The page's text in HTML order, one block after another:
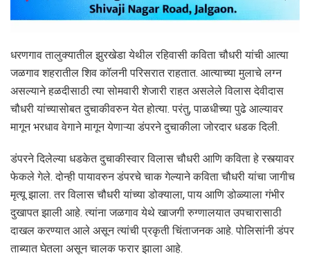
धरणगाव तालुक्यातील झुरखेडा येथील रहिवासी कविता चौधरी यांची आत्या
जळगाव शहरातील शिव कॉलनी परिसरात राहतात. आत्याच्या मुलाचे लग्‍न
असल्‍याने हळदीसाठी त्‍या सोमवारी शेजारी राहत असलेले विलास देवीदास
चौधरी यांच्‍यासोबत दुचाकीवरुन येत होत्‍या. परंतु, पाळधीच्या पुढे आल्‍यावर
मागून भरधाव वेगाने मागून येणाऱ्या डंपरने दुचाकीला जोरदार धडक दिली.
डंपरने दिलेल्‍या धडकेत दुचाकीस्वार विलास चौधरी आणि कविता हे रस्त्यावर
फेकले गेले. दोन्ही पायावरुन डंपरचे चाक गेल्याने कविता चौधरी यांचा जागीच
मृत्यू झाला. तर विलास चौधरी यांच्या डोक्याला, पाय आणि डोळ्याला गंभीर
दुखापत झाली आहे. त्यांना जळगाव येथे खाजगी रुग्णालयात उपचारासाठी
दाखल करण्यात आले असून त्यांची प्रकृती चिंताजनक आहे. पोलिसांनी डंपर
ताब्यात घेतला असून चालक फरार झाला आहे.